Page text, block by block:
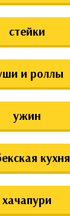
стейки
и роллы
ужин
кухня
хачапури